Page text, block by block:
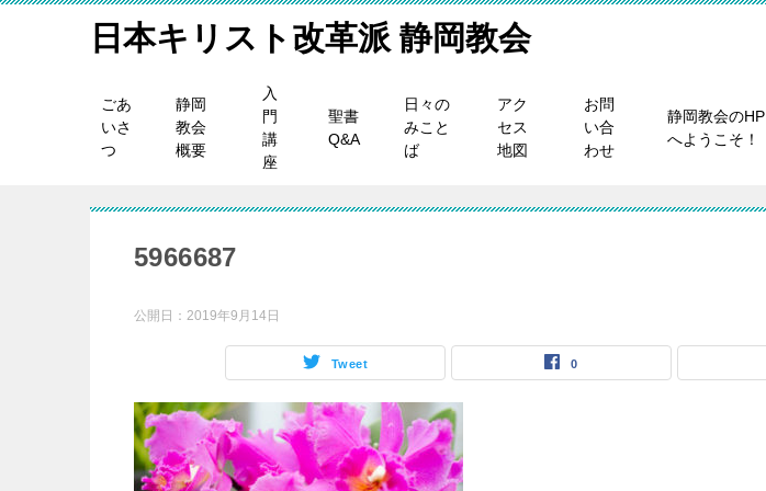
日本キリスト改革派 静岡教会
ごあ
いさ
つ
静岡
教会
概要
入
門
講
座
聖書
Q&A
日々の
みこと
ば
アク
セス
地図
お問
い合
わせ
静岡教会のHP
へようこそ！
5966687
公開日： 2019年9月14日
Tweet 0